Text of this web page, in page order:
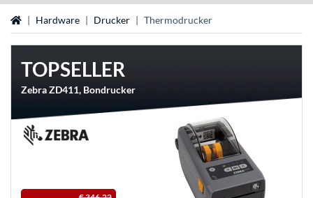
StartseiteHardware Drucker Thermodrucker
TOPSELLER
Zebra ZD411, Bondrucker